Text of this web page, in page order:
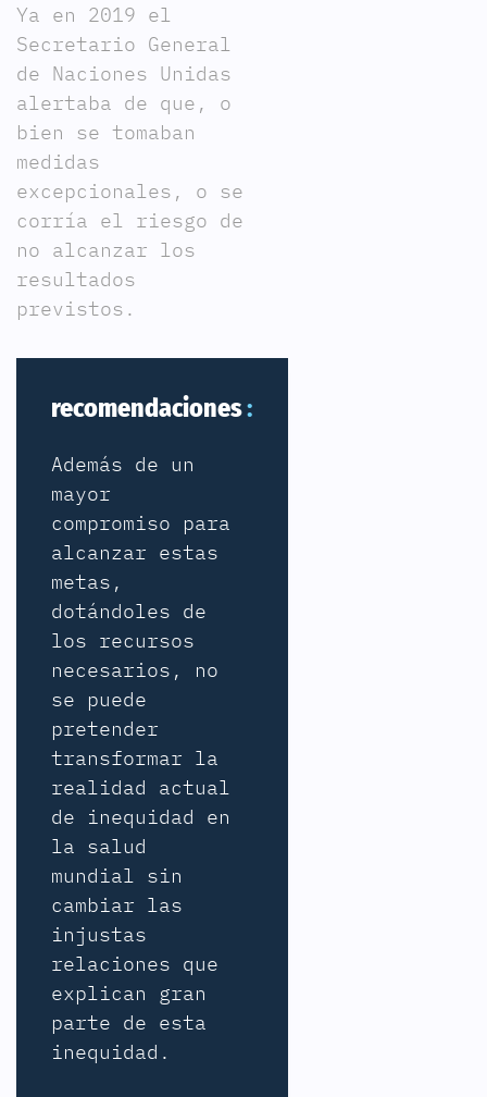
Ya en 2019 el
Secretario General
de Naciones Unidas
alertaba de que, o
bien se tomaban
medidas
excepcionales, o se
corría el riesgo de
no alcanzar los
resultados
previstos.
recomendaciones
Además de un
mayor
compromiso para
alcanzar estas
metas,
dotándoles de
los recursos
necesarios, no
se puede
pretender
transformar la
realidad actual
de inequidad en
la salud
mundial sin
cambiar las
injustas
relaciones que
explican gran
parte de esta
inequidad.